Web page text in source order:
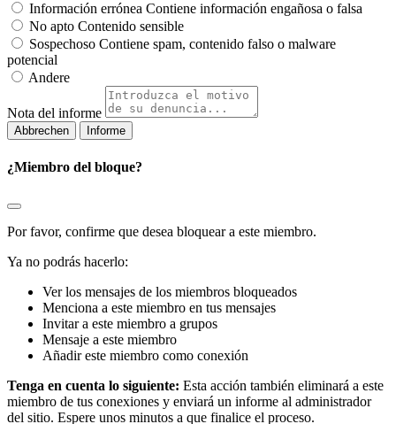
Información errónea Contiene información engañosa o falsa
No apto Contenido sensible
Sospechoso Contiene spam, contenido falso o malware
potencial
Andere
Nota del informe
Informe
¿Miembro del bloque?
Por favor, confirme que desea bloquear a este miembro.
Ya no podrás hacerlo:
Ver los mensajes de los miembros bloqueados
Menciona a este miembro en tus mensajes
Invitar a este miembro a grupos
Mensaje a este miembro
Añadir este miembro como conexión
Tenga en cuenta lo siguiente: Esta acción también eliminará a este
miembro de tus conexiones y enviará un informe al administrador
del sitio. Espere unos minutos a que finalice el proceso.